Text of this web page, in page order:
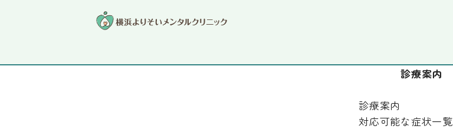
診療案内
診療案内
対応可能な症状一覧